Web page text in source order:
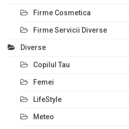
Firme Cosmetica
Firme Servicii Diverse
Diverse
Copilul Tau
Femei
LifeStyle
Meteo